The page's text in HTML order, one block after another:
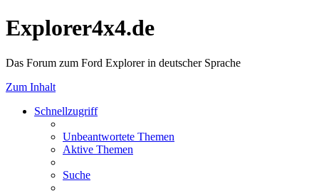
Explorer4x4.de
Das Forum zum Ford Explorer in deutscher Sprache
Zum Inhalt
Schnellzugriff
Unbeantwortete Themen
Aktive Themen
Suche